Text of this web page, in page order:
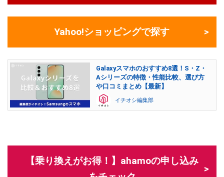
Yahoo!ショッピングで探す
Galaxyスマホのおすすめ8選！S・Z・
Aシリーズの特徴・性能比較、選び方
や口コミまとめ【最新】
イチオシ編集部
【乗り換えがお得！】ahamoの申し込み